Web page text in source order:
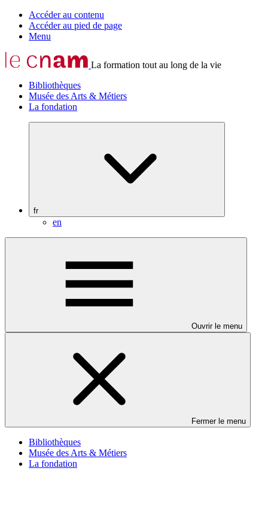
Accéder au contenu
Accéder au pied de page
Menu
La formation tout au long de la vie
Bibliothèques
Musée des Arts & Métiers
La fondation
fr
en
Ouvrir le menu
Fermer le menu
Bibliothèques
Musée des Arts & Métiers
La fondation